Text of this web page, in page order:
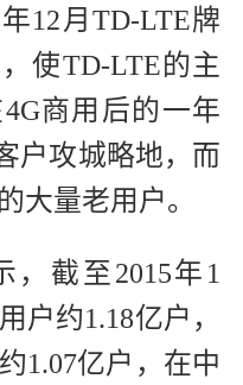
12月TD-LTE牌
使TD-LTE的主
商用后的一年
户攻城略地，而
大量老用户。
，截至2015年1
户约1.18亿户，
1.07亿户，在中